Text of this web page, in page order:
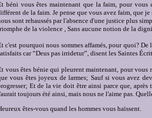
béni vous êtes maintenant que la faim, pour vous
de la faim. Je pense que vous avez faim, que
sont rehaussés par l'absence d'une justice plus
de la violence , Sans aucune notion de la
c'est pourquoi nous sommes affamés, pour quoi?
car “Deus pas irridetur”, disent les Saintes
vous êtes bénie qui pleurent maintenant, pour
vous êtes joyeux de larmes; Sauf si vous avez
Et de la vie doit être ainsi parce que,
toujours été ainsi, mais nous ne l'aime pas.
êtes-vous quand les hommes vous haïssent.